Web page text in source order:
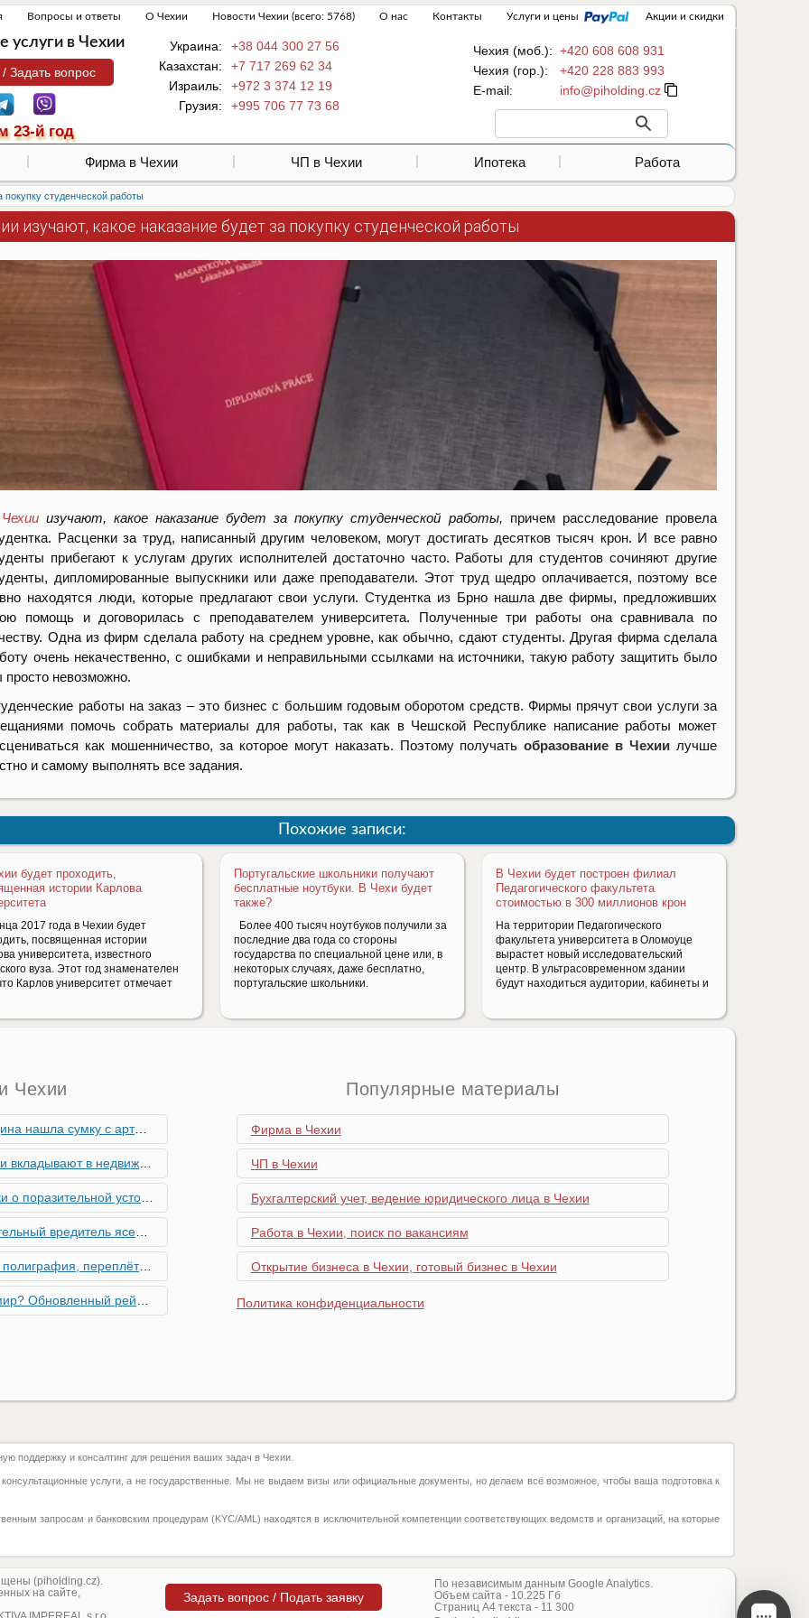
Вопросы и ответы О Чехии Новости Чехии (всего: 5768) О нас Контакты Услуги и цены Акции и скидки
Задать вопрос
23-й год
услуги в Чехии Чехия (моб.): +420 608 608 931
Чехия (гор.):
+420 228 883 993
Е-mail:
Украина:
+38 044 300 27 56
Казахстан:
+7 717 269 62 34
Израиль:
+972 3 374 12 19
Грузия:
+995 706 77 73 68
Фирма в Чехии ЧП в Чехии Ипотека Работа
покупку студенческой работы
изучают, какое наказание будет за покупку студенческой работы
изучают, какое наказание будет за покупку студенческой работы, причем расследование провела
Расценки за труд, написанный другим человеком, могут достигать десятков тысяч крон. И все равно
прибегают к услугам других исполнителей достаточно часто. Работы для студентов сочиняют другие
дипломированные выпускники или даже преподаватели. Этот труд щедро оплачивается, поэтому все
находятся люди, которые предлагают свои услуги. Студентка из Брно нашла две фирмы, предложивших
помощь и договорилась с преподавателем университета. Полученные три работы она сравнивала по
Одна из фирм сделала работу на среднем уровне, как обычно, сдают студенты. Другая фирма сделала
очень некачественно, с ошибками и неправильными ссылками на источники, такую работу защитить было
просто невозможно.
работы на заказ – это бизнес с большим годовым оборотом средств. Фирмы прячут свои услуги за
помочь собрать материалы для работы, так как в Чешской Республике написание работы может
как мошенничество, за которое могут наказать. Поэтому получатьобразование в Чехии лучше
и самому выполнять все задания.
Похожие записи:
будет проходить,
истории Карлова
2017 года в Чехии будет
посвященная истории
университета, известного
вуза. Этот год знаменателен
Карлов университет отмечает
Португальские школьники получают
бесплатные ноутбуки. В Чехи будет
также?
Более 400 тысяч ноутбуков получили за
последние два года со стороны
государства по специальной цене или, в
некоторых случаях, даже бесплатно,
португальские школьники.
В Чехии будет построен филиал
Педагогического факультета
стоимостью в 300 миллионов крон
На территории Педагогического
факультета университета в Оломоуце
вырастет новый исследовательский
центр. В ультрасовременном здании
будут находиться аудитории, кабинеты и
Чехии
снарядами, остановив движение поездов
и почему меняются их предпочтения?
устойчивости экономики Чехии
к Чехии, необходима бдительность граждан
работы в Чехии - простая лицензия №14
глобальной мобильности 2026 года
Семей с Детьми через Пособия по Уходу
фуникулере
миллионы туристов?
крупной суммой денег нашла своего владельца
Популярные материалы
Фирма в Чехии
ЧП в Чехии
Бухгалтерский учет, ведение юридического лица в Чехии
Работа в Чехии, поиск по вакансиям
Открытие бизнеса в Чехии, готовый бизнес в Чехии
Политика конфиденциальности
поддержку и консалтинг для решения ваших задач в Чехии.
услуги, а не государственные. Мы не выдаем визы или официальные документы, но делаем всё возможное, чтобы ваша подготовка к
запросам и банковским процедурам (KYC/AML) находятся в исключительной компетенции соответствующих ведомств и организаций, на которые
(piholding.cz).
на сайте,
Задать вопрос / Подать заявку
По независимым данным Google Analytics.
Объем сайта - 10.225 Гб
Страниц А4 текста - 11 300